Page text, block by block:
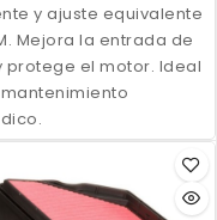
y ajuste equivalente
Mejora la entrada de
protege el motor. Ideal